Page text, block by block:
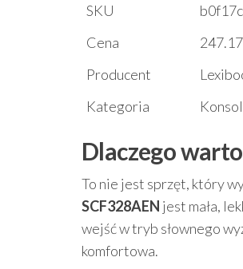
SKU
Cena
247.17
Producent
Kategoria
Dlaczego
To nie jest sprzęt, który
SCF328AEN jest mała,
wejść w tryb słownego
komfortowa.